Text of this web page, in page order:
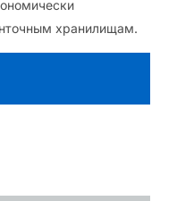
хранилищам.